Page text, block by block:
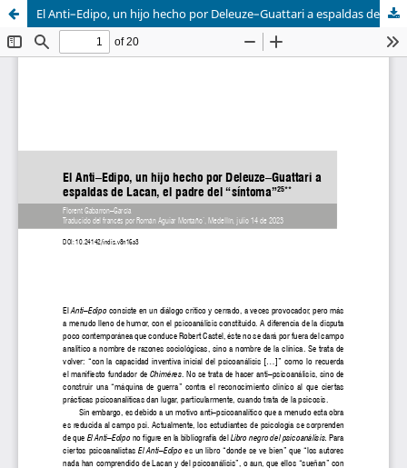
El Anti–Edipo, un hijo hecho por Deleuze–Guattari a espaldas de Lacan, el padre del “síntoma”